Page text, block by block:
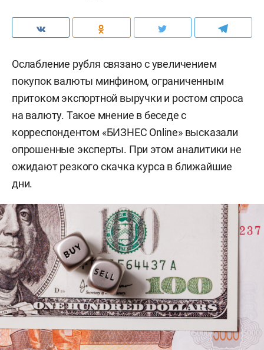
Ослабление рубля связано с увеличением
покупок валюты минфином, ограниченным
притоком экспортной выручки и ростом спроса
на валюту. Такое мнение в беседе с
корреспондентом «БИЗНЕС Online» высказали
опрошенные эксперты. При этом аналитики не
ожидают резкого скачка курса в ближайшие
дни.